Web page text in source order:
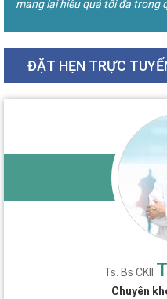
mang lại hiệu quả tối đa trong
ĐẶT HẸN TRỰC
Ts. Bs CKII
Chuyên